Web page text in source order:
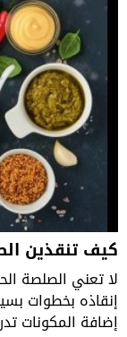
كيف تنقذين
لا تعني الصلصة
إنقاذه بخطوات
إضافة المكونات